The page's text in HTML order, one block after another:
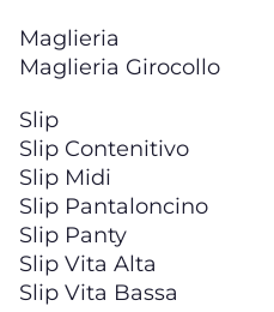
Maglieria
Maglieria Girocollo
Slip
Slip Contenitivo
Slip Midi
Slip Pantaloncino
Slip Panty
Slip Vita Alta
Slip Vita Bassa